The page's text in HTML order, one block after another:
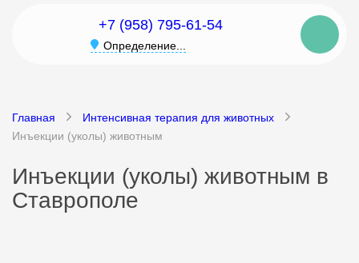
+7 (958) 795-61-54
Определение...
Главная
Интенсивная терапия для животных
Инъекции (уколы) животным
Инъекции (уколы) животным в
Ставрополе